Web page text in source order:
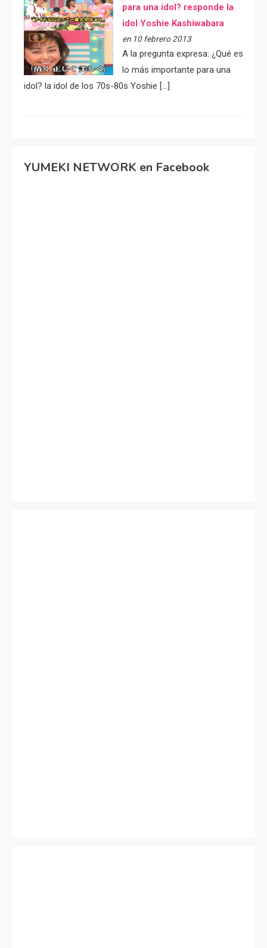
para una idol? responde la
idol Yoshie Kashiwabara
en 10 febrero 2013
A la pregunta expresa: ¿Qué es
lo más importante para una
idol? la idol de los 70s-80s Yoshie […]
YUMEKI NETWORK en Facebook